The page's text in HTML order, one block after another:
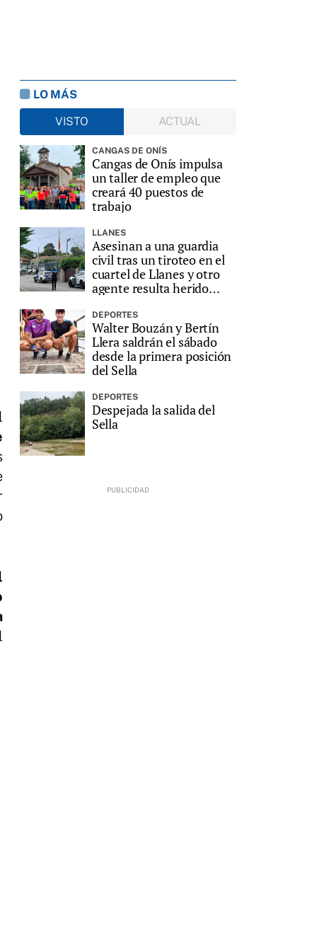
LO MÁS
VISTO
ACTUAL
CANGAS DE ONÍS
Cangas de Onís impulsa
un taller de empleo que
creará 40 puestos de
trabajo
LLANES
Asesinan a una guardia
civil tras un tiroteo en el
cuartel de Llanes y otro
agente resulta herido
DEPORTES
Walter Bouzán y Bertín
Llera saldrán el sábado
desde la primera posición
del Sella
DEPORTES
Despejada la salida del
Sella